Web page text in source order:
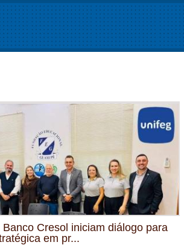
Banco Cresol iniciam diálogo para
em pr...